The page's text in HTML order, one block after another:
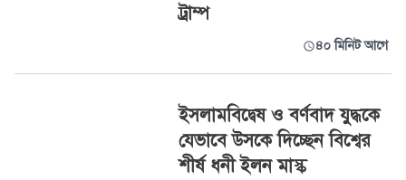
ট্রাম্প
৪০ মিনিট আগে
ইসলামবিদ্বেষ ও বর্ণবাদ যুদ্ধকে
যেভাবে উসকে দিচ্ছেন বিশ্বের
শীর্ষ ধনী ইলন মাস্ক